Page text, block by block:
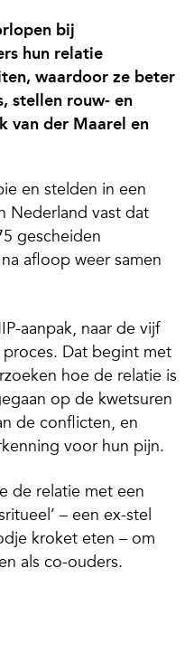
bij
hun relatie
waardoor ze beter
stellen rouw- en
van der Maarel en
en stelden in een
Nederland vast dat
gescheiden
afloop weer samen
aanpak, naar de vijf
proces. Dat begint met
hoe de relatie is
op de kwetsuren
de conflicten, en
voor hun pijn.
de relatie met een
– een ex-stel
kroket eten – om
als co-ouders.